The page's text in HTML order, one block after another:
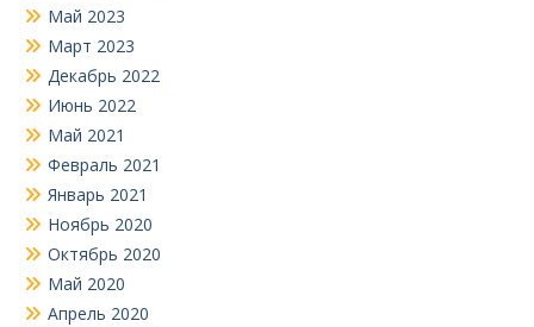
Май 2023
Март 2023
Декабрь 2022
Июнь 2022
Май 2021
Февраль 2021
Январь 2021
Ноябрь 2020
Октябрь 2020
Май 2020
Апрель 2020